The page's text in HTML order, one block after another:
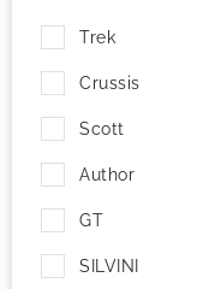
Trek
Crussis
Scott
Author
GT
SILVINI